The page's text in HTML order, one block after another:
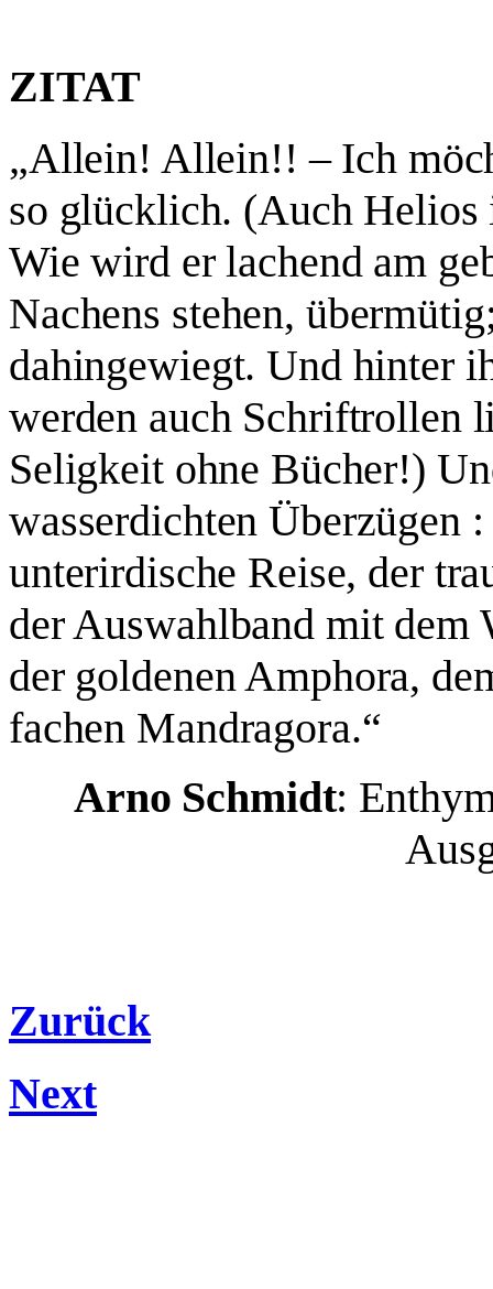
ZITAT
„Allein! Allein!! – Ich
so glücklich. (Auch Helios
Wie wird er lachend am
Nachens stehen,
dahingewiegt. Und hinter
werden auch Schriftrollen
Seligkeit ohne Bücher!)
wasserdichten Überzügen
unterirdische Reise, der
der Auswahlband mit dem
der goldenen Amphora,
fachen Mandragora.“
Arno Schmidt:
Zurück
Next